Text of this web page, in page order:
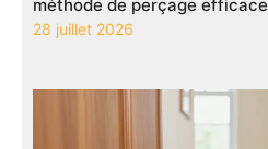
méthode de perçage efficace
28 juillet 2026